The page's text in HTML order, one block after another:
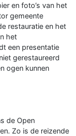
en foto’s van het
gemeente
restauratie en het
het
een presentatie
gerestaureerd
ogen kunnen
de Open
Zo is de reizende